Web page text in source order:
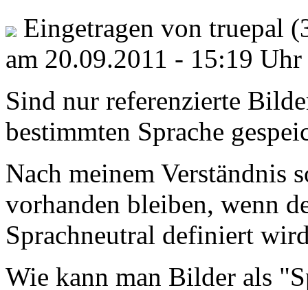
Eingetragen von truepal
am 20.09.2011 - 15:19 Uhr
Sind nur referenzierte
bestimmten Sprache
Nach meinem Verständnis
vorhanden bleiben, wenn
Sprachneutral definiert
Wie kann man Bilder als